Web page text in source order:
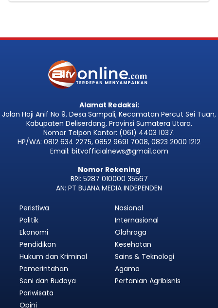
Alamat Redaksi:
Jalan Haji Anif No 9, Desa Sampali, Kecamatan Percut Sei Tuan,
Kabupaten Deliserdang, Provinsi Sumatera Utara.
Nomor Telpon Kantor: (061) 4403 1037.
HP/WA: 0812 634 2275, 0852 9691 7008, 0823 2000 1212
Email: bitvofficialnews@gmail.com
Nomor Rekening
BRI: 5287 010000 35567
AN: PT BUANA MEDIA INDEPENDEN
Peristiwa
Politik
Ekonomi
Pendidikan
Hukum dan Kriminal
Pemerintahan
Nasional
Internasional
Olahraga
Kesehatan
Sains & Teknologi
Agama
Seni dan Budaya
Pariwisata
Opini
Pertanian Agribisnis